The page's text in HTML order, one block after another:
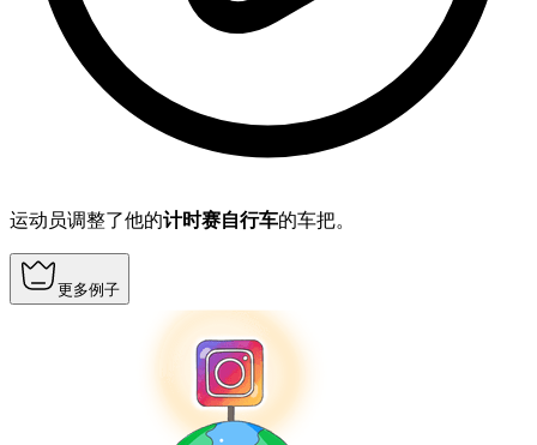
运动员调整了他的计时赛自行车的车把。
更多例子